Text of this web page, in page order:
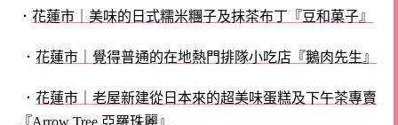
． 花蓮市｜美味的日式糯米糰子及抹茶布丁『豆和菓子』
． 花蓮市｜覺得普通的在地熱門排隊小吃店『鵝肉先生』
． 花蓮市｜老屋新建從日本來的超美味蛋糕及下午茶專賣
『Arrow Tree 亞羅珠麗』